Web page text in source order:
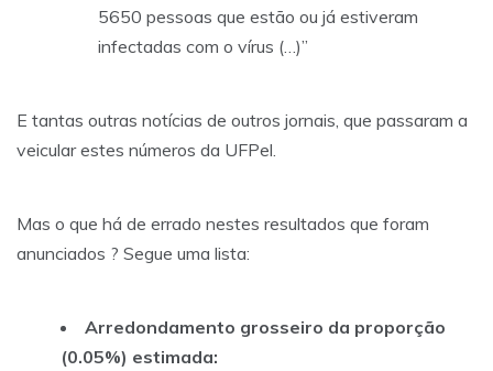
5650 pessoas que estão ou já estiveram
infectadas com o vírus (…)”
E tantas outras notícias de outros jornais, que passaram a
veicular estes números da UFPel.
Mas o que há de errado nestes resultados que foram
anunciados ? Segue uma lista:
Arredondamento grosseiro da proporção
(0.05%) estimada: